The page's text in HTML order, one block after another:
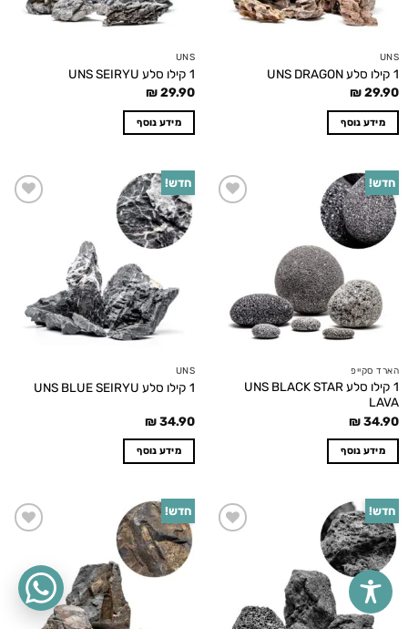
UNS
1 קילו סלע UNS DRAGON
₪29.90
מידע נוסף
UNS
1 קילו סלע UNS SEIRYU
₪29.90
מידע נוסף
חדש!
הארד סקייפ
1 קילו סלע UNS BLACK STAR
LAVA
₪34.90
מידע נוסף
חדש!
UNS
1 קילו סלע UNS BLUE SEIRYU
₪34.90
מידע נוסף
חדש! חדש!